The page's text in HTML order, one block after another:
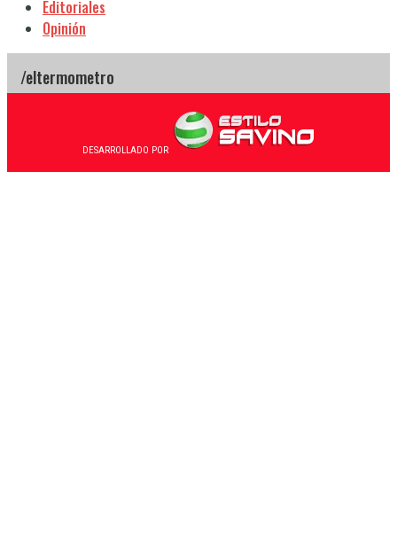
Editoriales
Opinión
DESARROLLADO POR